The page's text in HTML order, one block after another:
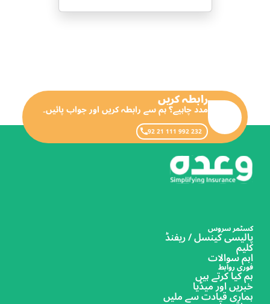
رابطہ کریں
مدد چاہیے؟ ہم سے رابطہ کریں اور جواب پائیں۔
92 21 111 992 232
کسٹمر سروس
پالیسی کینسل / ریفنڈ
کلیم
اہم سوالات
فوری روابط
ہم کیا کرتے ہیں
خبریں اور میڈیا
ہماری قیادت سے ملیں